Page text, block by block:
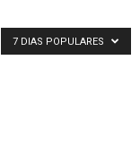
7 DIAS POPULARES